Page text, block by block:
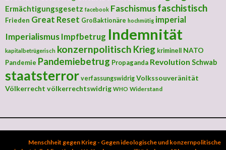
Ermächtigungsgesetz facebook Faschismusfaschistisch
Frieden Great Reset Großaktionäre hochmütig imperial
Imperialismus Impfbetrug Indemnität
kapitalbetrügerisch konzernpolitisch Krieg kriminell
NATO
Pandemie Pandemiebetrug Propaganda Revolution Schwab
staatsterror verfassungswidrig Volkssouveränität
Völkerrecht völkerrechtswidrig WHO Widerstand
Menschheit gegen Krieg - Gegen ideologische und konzernpolitische